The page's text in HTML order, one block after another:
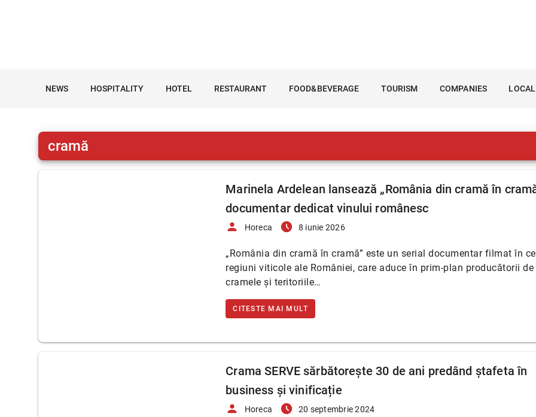
NEWS HOSPITALITY HOTEL RESTAURANT FOOD&BEVERAGE TOURISM COMPANIES
cramă
Marinela Ardelean lansează „România din cramă în
documentar dedicat vinului românesc
person Horeca access_time_filled 8 iunie 2026
„România din cramă în cramă” este un serial documentar filmat în
regiuni viticole ale României, care aduce în prim-plan producătorii de
cramele și teritoriile…
CITESTE MAI MULT
Crama SERVE sărbătorește 30 de ani predând ștafeta în
business și vinificație
person Horeca access_time_filled 20 septembrie 2024